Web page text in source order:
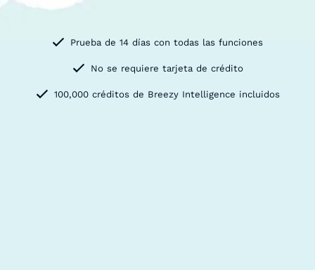
Prueba de 14 días con todas las funciones
No se requiere tarjeta de crédito
100,000 créditos de Breezy Intelligence incluidos